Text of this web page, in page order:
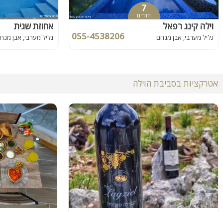
7
חדרים
וילה קינג רפאל
גליל מערבי, אבן מנחם 055-4538206
אחוזת שגית
גליל מערבי, אבן
אטרקציות בסביבת הוילה